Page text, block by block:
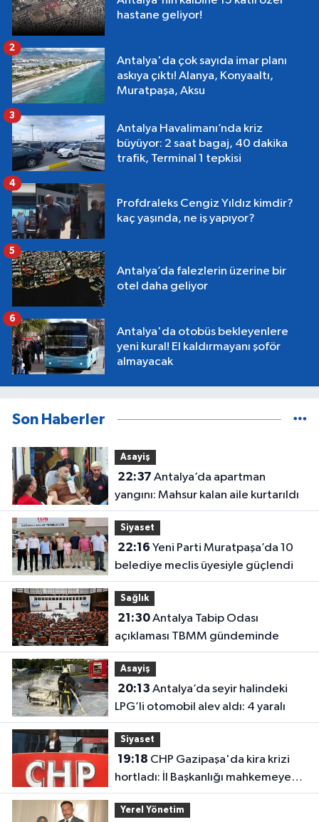
hastane geliyor!
Antalya'da çok sayıda imar planı
askıya çıktı! Alanya, Konyaaltı,
Muratpaşa, Aksu
2
Antalya Havalimanı’nda kriz
büyüyor: 2 saat bagaj, 40 dakika
trafik, Terminal 1 tepkisi
3
Profdraleks Cengiz Yıldız kimdir?
kaç yaşında, ne iş yapıyor?
4
Antalya’da falezlerin üzerine bir
otel daha geliyor
5
Antalya'da otobüs bekleyenlere
yeni kural! El kaldırmayanı şoför
almayacak
6
Son Haberler
Asayiş
22:37
yangını: Mahsur kalan aile kurtarıldı
Siyaset
22:16
belediye meclis üyesiyle güçlendi
Sağlık
21:30Antalya Tabip Odası
açıklaması TBMM gündeminde
Asayiş
20:13
LPG’li otomobil alev aldı: 4 yaralı
Siyaset
19:18
hortladı: İl Başkanlığı mahkemeye
gitti
Yerel Yönetim